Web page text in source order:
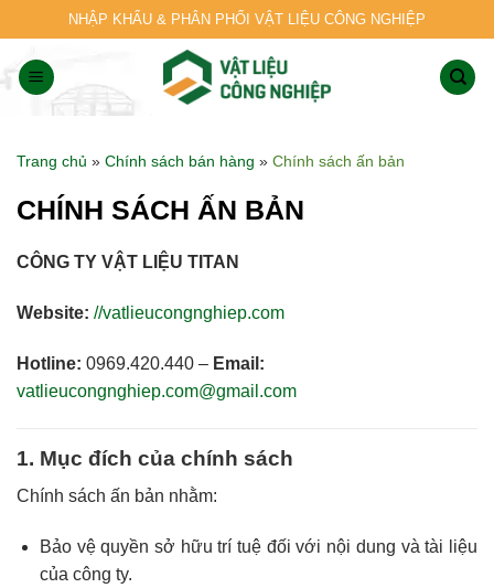
to
content
NHẬP KHẨU & PHÂN PHỐI VẬT LIỆU CÔNG NGHIỆP
Trang chủ » Chính sách bán hàng » Chính sách ấn bản
CHÍNH SÁCH ẤN BẢN
CÔNG TY VẬT LIỆU TITAN
Website: //vatlieucongnghiep.com
Hotline: 0969.420.440 – Email:
vatlieucongnghiep.com@gmail.com
1. Mục đích của chính sách
Chính sách ấn bản nhằm:
Bảo vệ quyền sở hữu trí tuệ đối với nội dung và tài liệu
của công ty.